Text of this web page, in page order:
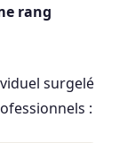
rang
surgelé
: